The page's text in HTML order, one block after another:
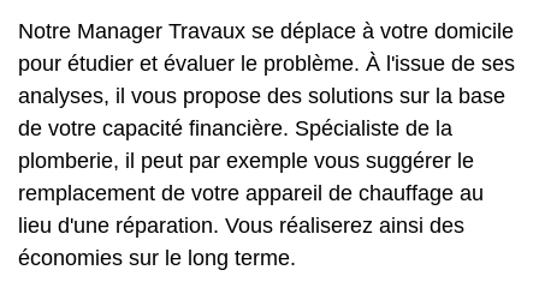
Notre Manager Travaux se déplace à votre domicile
pour étudier et évaluer le problème. À l'issue de ses
analyses, il vous propose des solutions sur la base
de votre capacité financière. Spécialiste de la
plomberie, il peut par exemple vous suggérer le
remplacement de votre appareil de chauffage au
lieu d'une réparation. Vous réaliserez ainsi des
économies sur le long terme.